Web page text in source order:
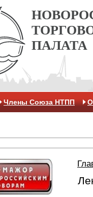
ПАЛАТА
Члены Союза НТПП